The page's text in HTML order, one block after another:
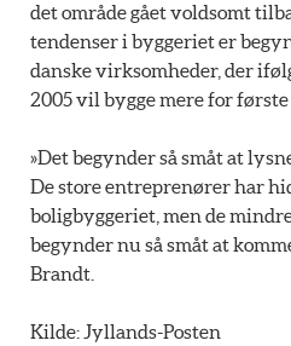
det område gået voldsomt
tendenser i byggeriet er
danske virksomheder, der
2005 vil bygge mere for første
»Det begynder så småt at
De store entreprenører har
boligbyggeriet, men de
begynder nu så småt at
Brandt.
Kilde: Jyllands-Posten